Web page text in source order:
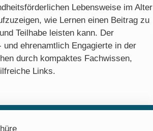
Lebensweise im Alter
wie Lernen einen Beitrag zu
Teilhabe leisten kann. Der
ehrenamtlich Engagierte in der
durch kompaktes Fachwissen,
Links.